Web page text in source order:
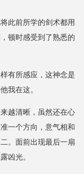
此前所学的剑术都用
顿时感受到了熟悉的
有所感应，这神念是
我在这。
越清晰，虽然还在心
一个方向，意气相和
。面前出现最后一扇
凶光。